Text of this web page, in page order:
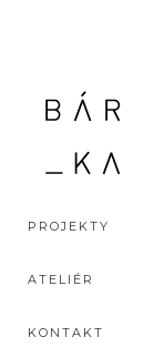
PROJEKTY
ATELIÉR
KONTAKT